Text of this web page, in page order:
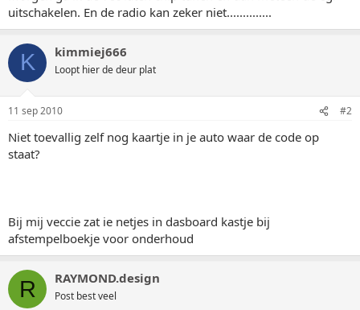
uitschakelen. En de radio kan zeker niet..............
K kimmiej666
Loopt hier de deur plat
11 sep 2010 #2
Niet toevallig zelf nog kaartje in je auto waar de code op
staat?
Bij mij veccie zat ie netjes in dasboard kastje bij
afstempelboekje voor onderhoud
R RAYMOND.design
Post best veel